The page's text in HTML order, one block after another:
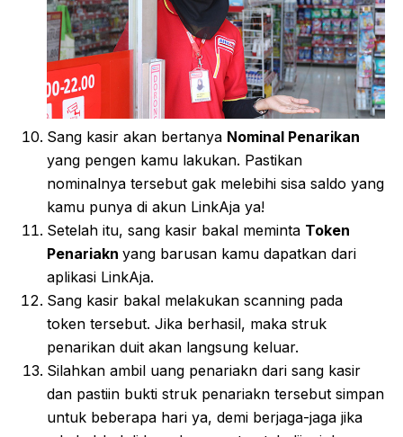
Sang kasir akan bertanya Nominal Penarikan
yang pengen kamu lakukan. Pastikan
nominalnya tersebut gak melebihi sisa saldo yang
kamu punya di akun LinkAja ya!
Setelah itu, sang kasir bakal meminta Token
Penariakn yang barusan kamu dapatkan dari
aplikasi LinkAja.
Sang kasir bakal melakukan scanning pada
token tersebut. Jika berhasil, maka struk
penarikan duit akan langsung keluar.
Silahkan ambil uang penariakn dari sang kasir
dan pastiin bukti struk penariakn tersebut simpan
untuk beberapa hari ya, demi berjaga-jaga jika